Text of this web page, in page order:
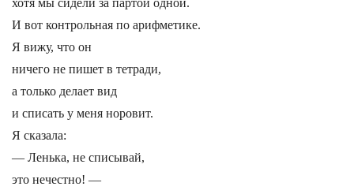
хотя мы сидели за партой одной.
И вот контрольная по арифметике.
Я вижу, что он
ничего не пишет в тетради,
а только делает вид
и списать у меня норовит.
Я сказала:
— Ленька, не списывай,
это нечестно! —